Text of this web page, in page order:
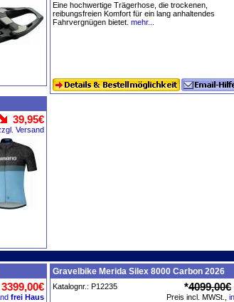
Eine hochwertige Trägerhose, die trockenen,
reibungsfreien Komfort für ein lang anhaltendes
Fahrvergnügen bietet. mehr...
39,95€
Versand
3399,00€
frei Haus
Gravelbike Merida Silex 8000 Carbon 2026
Katalognr.: P12235 *4099,00€
Preis incl. MWSt.,